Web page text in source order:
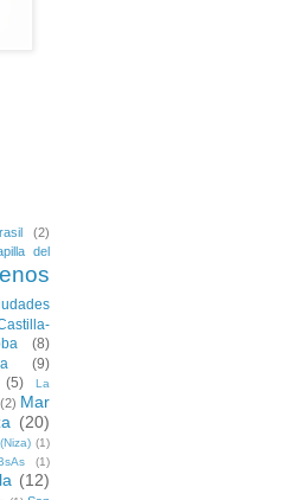
(2)
del
(8)
(9)
(5)
La
(2) Mar
(20)
(1)
(1)
(12)